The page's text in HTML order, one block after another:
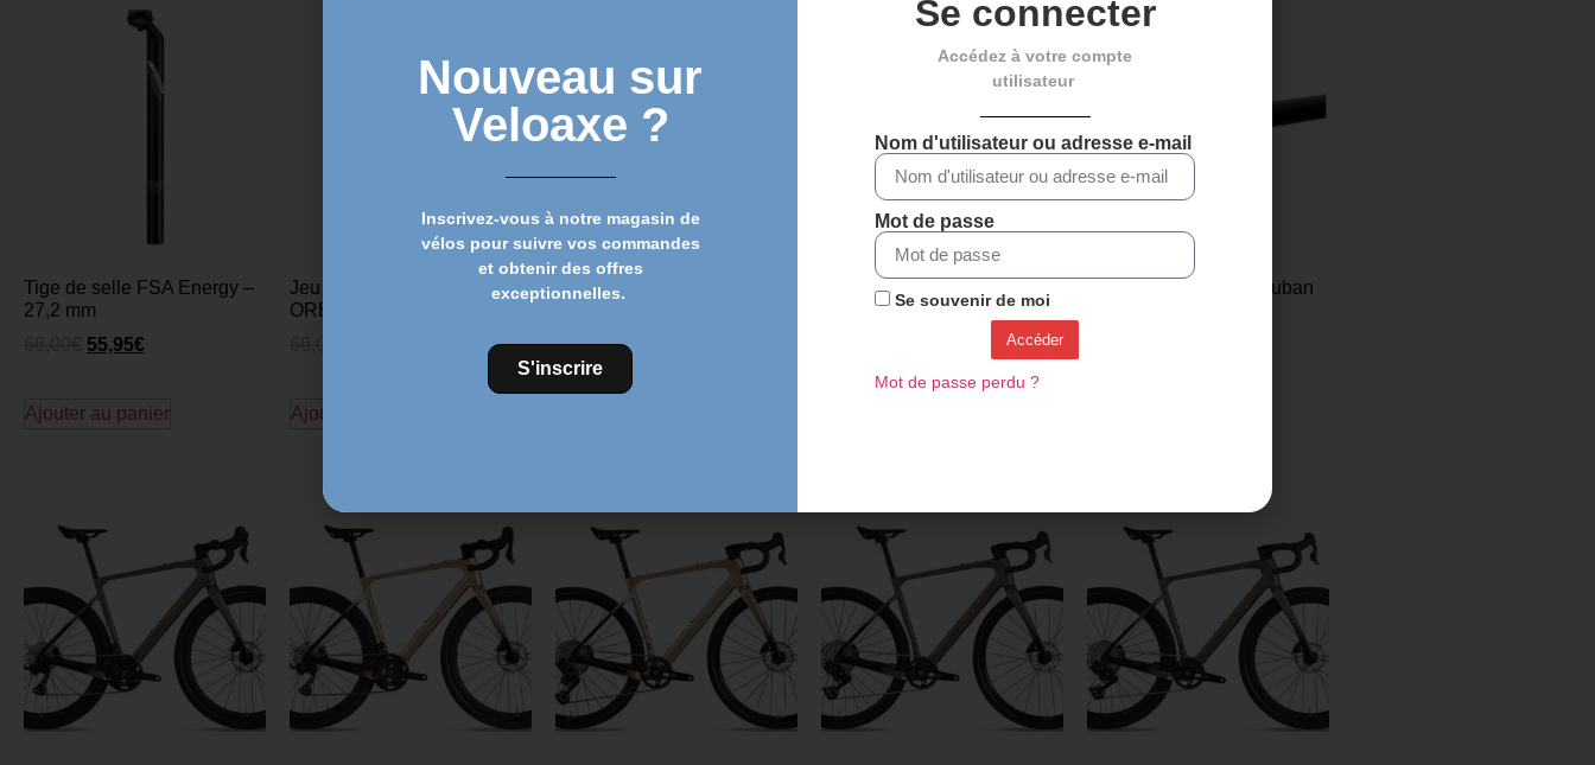
Tige de selle FSA Energy –
27,2 mm
55,95€
Ajouter au panier
Jeu de direction VTT FSA
ORBIT C-40 1 1/8 – 1,5
Ajouter au panier
ZIPP SERVICE COURSE
62,00€ 51,00
Poignées VTT SRAM –
Blanches
Poignées de vélo en ruban
Nouveau sur
Veloaxe ?
Inscrivez-vous à notre magasin de
vélos pour suivre vos commandes
et obtenir des offres
exceptionnelles.
S'inscrire
Se connecter
Accédez à votre compte
utilisateur
Nom d'utilisateur ou adresse e-mail
Mot de passe
Se souvenir de moi
Accéder
Mot de passe perdu ?